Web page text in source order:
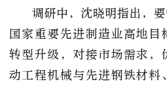
调研中，沈晓明指出，
国家重要先进制造业高地目
转型升级，对接市场需求，
动工程机械与先进钢铁材料